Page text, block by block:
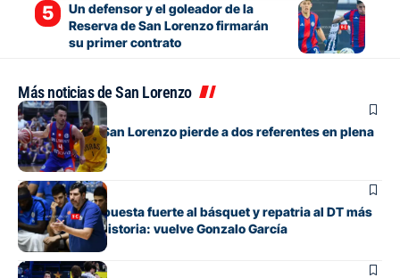
Un defensor y el goleador de la
Reserva de San Lorenzo firmarán
su primer contrato
Más noticias de San Lorenzo
Básquet
El básquet de San Lorenzo pierde a dos referentes en plena
reconstrucción
Básquet
San Lorenzo apuesta fuerte al básquet y repatria al DT más
exitoso de su historia: vuelve Gonzalo García
Básquet